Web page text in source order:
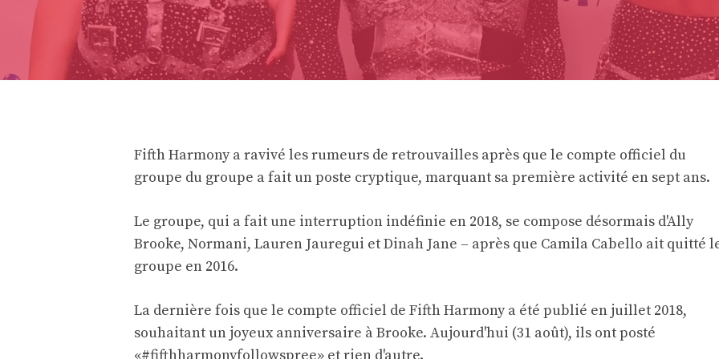
Fifth Harmony a ravivé les rumeurs de retrouvailles après que le compte officiel du
groupe du groupe a fait un poste cryptique, marquant sa première activité en sept ans.
Le groupe, qui a fait une interruption indéfinie en 2018, se compose désormais d'Ally
Brooke, Normani, Lauren Jauregui et Dinah Jane – après que Camila Cabello ait quitté
groupe en 2016.
La dernière fois que le compte officiel de Fifth Harmony a été publié en juillet 2018,
souhaitant un joyeux anniversaire à Brooke. Aujourd'hui (31 août), ils ont posté